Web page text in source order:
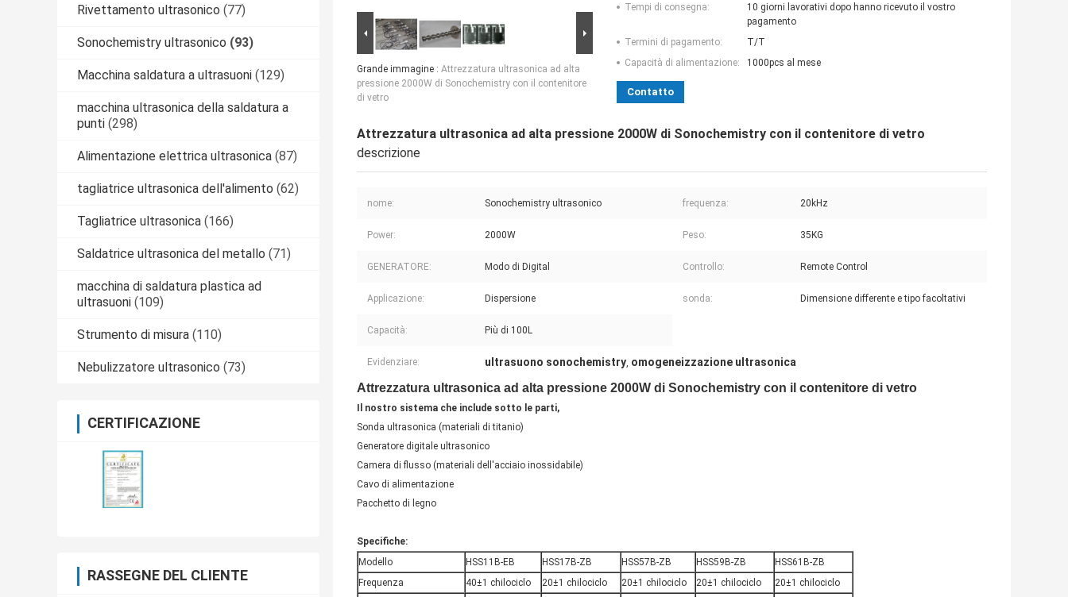
Rivettamento ultrasonico (77)
Sonochemistry ultrasonico (93)
Macchina saldatura a ultrasuoni (129)
macchina ultrasonica della saldatura a
punti (298)
Alimentazione elettrica ultrasonica (87)
tagliatrice ultrasonica dell'alimento (62)
Tagliatrice ultrasonica (166)
Saldatrice ultrasonica del metallo (71)
macchina di saldatura plastica ad
ultrasuoni (109)
Strumento di misura (110)
Nebulizzatore ultrasonico (73)
CERTIFICAZIONE
RASSEGNE DEL CLIENTE
Grande immagine : Attrezzatura ultrasonica ad alta
pressione 2000W di Sonochemistry con il contenitore
di vetro
Tempi di consegna:
10 giorni lavorativi dopo hanno ricevuto il vostro
pagamento
Termini di pagamento:
T/T
Capacità di alimentazione:
1000pcs al mese
Contatto
Attrezzatura ultrasonica ad alta pressione 2000W di Sonochemistry con il contenitore di vetro
descrizione
nome: Sonochemistry ultrasonico frequenza: 20kHz
Power: 2000W Peso: 35KG
GENERATORE: Modo di Digital Controllo: Remote Control
Applicazione: Dispersione sonda: Dimensione differente e tipo facoltativi
Capacità: Più di 100L
Evidenziare: ultrasuono sonochemistry, omogeneizzazione ultrasonica
Attrezzatura ultrasonica ad alta pressione 2000W di Sonochemistry con il contenitore di vetro
Il nostro sistema che include sotto le parti,
Sonda ultrasonica (materiali di titanio)
Generatore digitale ultrasonico
Camera di flusso (materiali dell'acciaio inossidabile)
Cavo di alimentazione
Pacchetto di legno
Specifiche:
Modello
HSS11B-EB HSS17B-ZB HSS57B-ZB HSS59B-ZB
HSS61B-ZB
Frequenza
40±1 chilociclo 20±1 chilociclo 20±1 chilociclo 20±1 chilociclo
20±1 chilociclo